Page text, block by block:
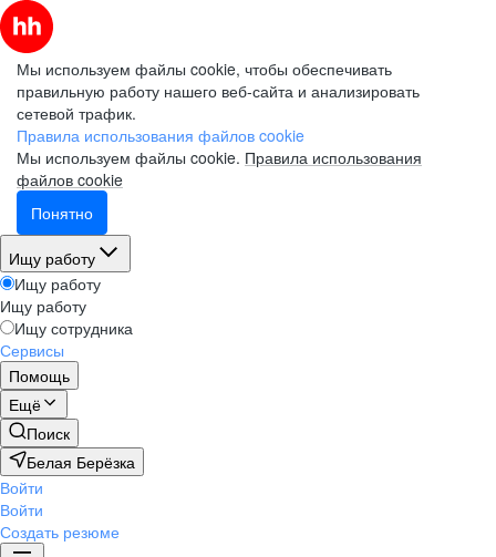
Мы используем файлы cookie, чтобы обеспечивать
правильную работу нашего веб-сайта и анализировать
сетевой трафик.
Правила использования файлов cookie
Мы используем файлы cookie. Правила использования
файлов cookie
Понятно
Ищу работу
Ищу работу
Ищу работу
Ищу сотрудника
Сервисы
Помощь
Ещё
Поиск
Белая Берёзка
Войти
Войти
Создать резюме